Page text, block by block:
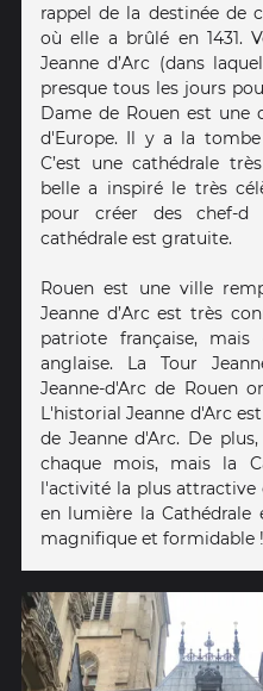
rappel de la destinée de
où elle a brûlé en 1431.
Jeanne d’Arc (dans
presque tous les jours
Dame de Rouen est une
d'Europe. Il y a la
C’est une cathédrale
belle a inspiré le très
pour créer des chef-
cathédrale est gratuite.
Rouen est une ville
Jeanne d’Arc est très
patriote française,
anglaise. La Tour
Jeanne-d'Arc de Rouen
L'historial Jeanne d'Arc
de Jeanne d'Arc. De
chaque mois, mais la
l'activité la plus attractive
en lumière la Cathédrale
magnifique et formidable !